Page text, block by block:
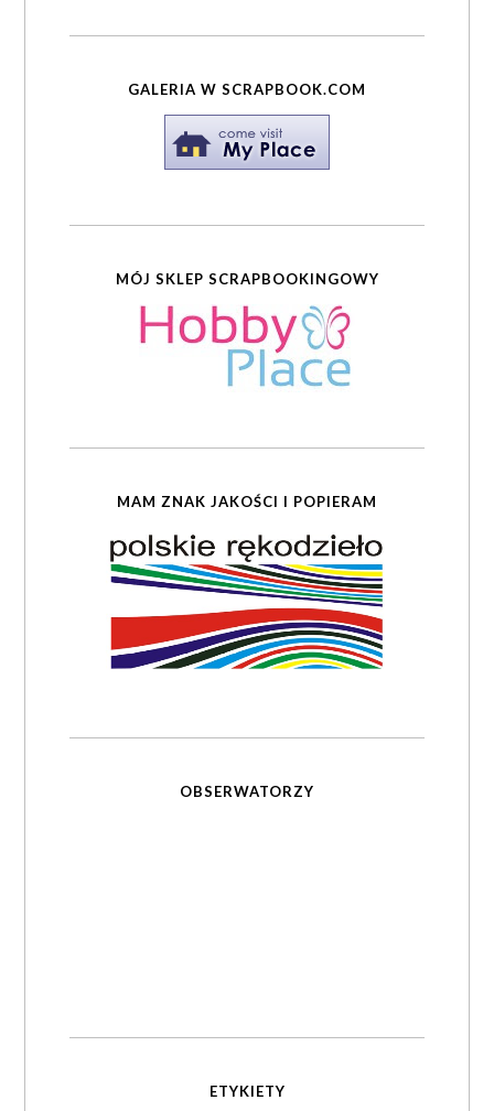
GALERIA W SCRAPBOOK.COM
MÓJ SKLEP SCRAPBOOKINGOWY
MAM ZNAK JAKOŚCI I POPIERAM
OBSERWATORZY
ETYKIETY